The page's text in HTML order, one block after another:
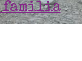
familia